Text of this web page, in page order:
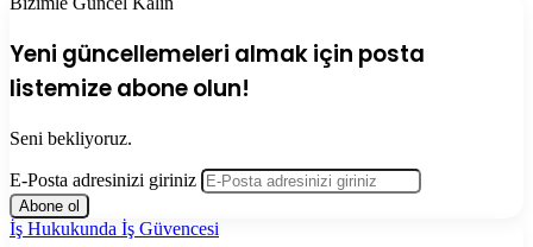
Yeni güncellemeleri almak için posta
listemize abone olun!
Seni bekliyoruz.
E-Posta adresinizi giriniz
İş Hukukunda İş Güvencesi